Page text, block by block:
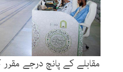
مقابلے کے پانچ درجے